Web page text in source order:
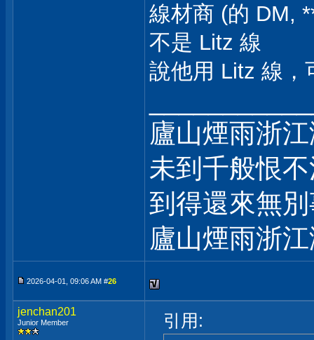
線材商 (的 DM,
不是 Litz 線
說他用 Litz 線，
廬山煙雨浙
未到千般恨
到得還來無
廬山煙雨浙
2026-04-01, 09:06 AM #26
jenchan201
Junior Member 引用: